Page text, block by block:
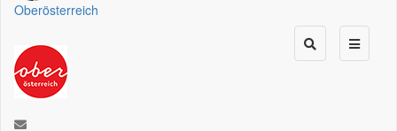
Oberösterreich